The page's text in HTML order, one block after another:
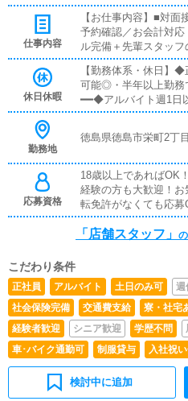
給・成果がダイレクト
り・入社後は研修・試
タートできます■日払
た分をその日に受け
で安心・希望に応じ
居OKの個室寮あり・
仕事内容
【お仕事内容】■対面
予約確認／お会計対
ル完備＋先輩スタッ
てスタートできます
ャストさんのサポー
バイス「どうすれば
◎━━━━━━━━━━━━■PC
は簡単な入力作業なの
充・管理快適に過ご
休日休暇
【勤務体系・休日】
可能◎・半年以上勤
━━◆アルバイト週1日
勤務地
徳島県徳島市栄町2丁
応募資格
18歳以上であればOK
経験の方も大歓迎！
転免許がなくても応
のご応募はお断りして
「店舗スタッフ」
こだわり条件
正社員 アルバイト 土日のみ可 週
社会保険完備
交通費支給 寮・社宅
経験者歓迎
シニア歓迎 学歴不問
車･バイク通勤可
制服貸与 入社祝
検討中に追加